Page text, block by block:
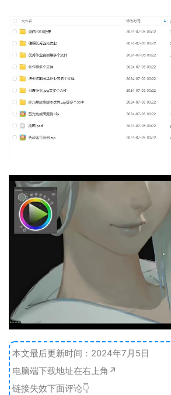
本文最后更新时间：2024年7月5日
电脑端下载地址在右上角↗️
链接失效下面评论👇